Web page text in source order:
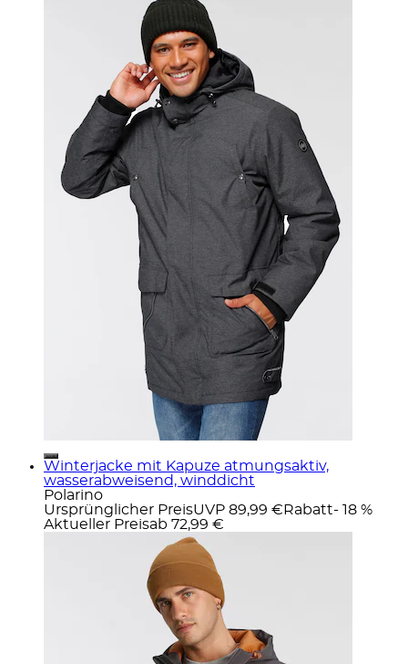
Winterjacke mit Kapuze atmungsaktiv,
wasserabweisend, winddicht
Polarino
Ursprünglicher PreisUVP 89,99 € Rabatt- 18 %
Aktueller Preisab 72,99 €